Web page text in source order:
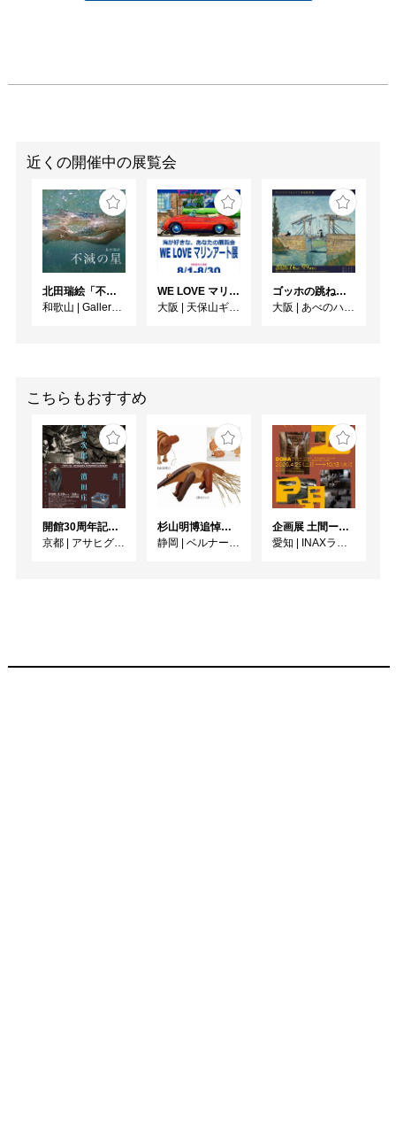
近くの開催中の展覧会
北田瑞絵「不滅の星」
和歌山
Gallery&Cafe AQUA
WE LOVE マリンアート展 ～海の絵で癒されよう～
大阪
天保山ギャラリー
ゴッホの跳ね橋と印象派の画家たち ヴァルラフ＝リヒャルツ美術館所蔵
大阪
あべのハルカス美術館
こちらもおすすめ
開館30周年記念 山本爲三郎・河井寬次郎没後60年記念 「共鳴 河井寬次郎 × 濱田庄司 ー山本爲三郎コレクションより」
京都
アサヒグループ大山崎山荘美術館
杉山明博追悼展 木とわたし―木工の妙技と美術教育
静岡
ベルナール・ビュフェ美術館
企画展 土間ーつくって、つかって、再発見ー
愛知
INAXライブミュージアム